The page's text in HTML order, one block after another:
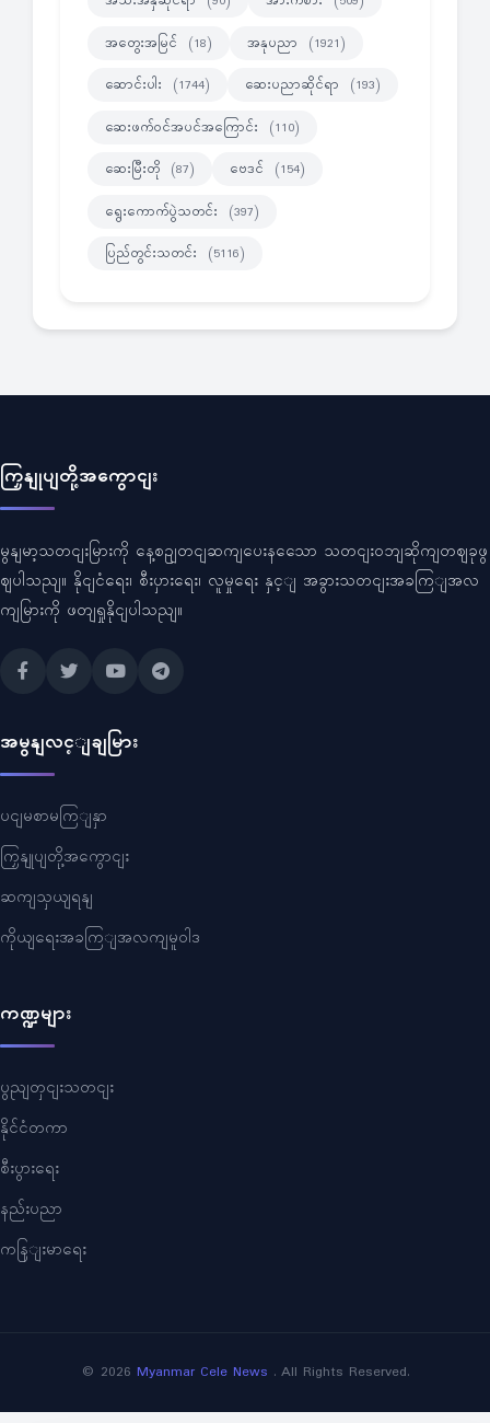
အတွေးအမြင် (18) အနုပညာ (1921)
ဆောင်းပါး (1744) ဆေးပညာဆိုင်ရာ (193)
ဆေးဖက်ဝင်အပင်အကြောင်း (110)
ဆေးမြီးတို (87) ဗေဒင် (154)
ရွေးကောက်ပွဲသတင်း (397)
ပြည်တွင်းသတင်း (5116)
ကြှနျုပျတို့အကွောငျး
မွနျမာ့သတငျးမြားကို နေ့စဥျတငျဆကျပေးနသေော သတငျးဝဘျဆိုကျတဈခုဖွ
ဈပါသညျ။ နိုငျငံရေး၊ စီးပှားရေး၊ လူမှုရေး နှင့ျ အခွားသတငျးအခကြျအလ
ကျမြားကို ဖတျရှုနိုငျပါသညျ။
အမွနျလင့ျချမြား
ပငျမစာမကြျနှာ
ကြှနျုပျတို့အကွောငျး
ဆကျသှယျရနျ
ကိုယျရေးအခကြျအလကျမူဝါဒ
ကဏ္ဍများ
ပွညျတှငျးသတငျး
နိုင်ငံတကာ
စီးပွားရေး
နည်းပညာ
ကနြျးမာရေး
© 2026 Myanmar Cele News . All Rights Reserved.